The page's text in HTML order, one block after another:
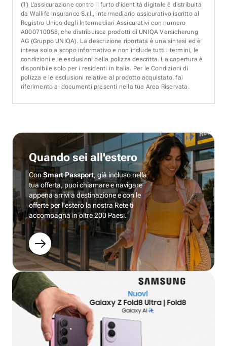
(1) L’assicurazione contro il furto d’identità digitale è distribuita
da Wallife Insurance S.r.l., intermediario assicurativo iscritto al
Registro Unico degli Intermediari Assicurativi con numero
A000710058, che distribuisce prodotti di UNIQA Versicherung
AG (Gruppo UNIQA). La descrizione riportata è una sintesi ed è
intesa solo a scopo informativo e non include tutti i termini, le
condizioni e le esclusioni della polizza descritta. La copertura è
disponibile solo per i residenti in Italia. Per le Condizioni di
polizza e le esclusioni relative al prodotto acquistato, fai
riferimento ai documenti presenti nella tua Area Riservata.
Quando sei all'estero
ConSmart Passport, già incluso nella
tua offerta, puoi chiamare e navigare
appena arrivi a destinazione e con le
offerte per l’estero la nostra Rete ti
accompagna in oltre 200 Paesi.